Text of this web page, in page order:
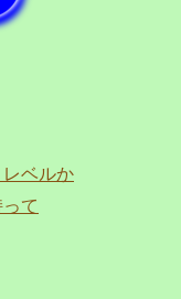
ベルか
て